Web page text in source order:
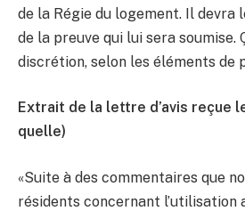
de la Régie du logement. Il devra
de la preuve qui lui sera soumise.
discrétion, selon les éléments de
Extrait de la lettre d’avis reçue
quelle)
«Suite à des commentaires que
résidents concernant l’utilisation